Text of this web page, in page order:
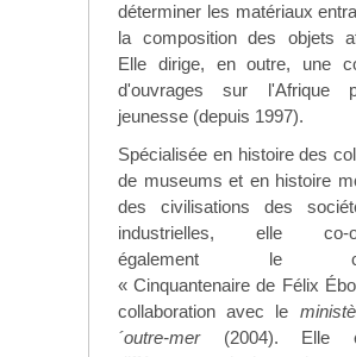
déterminer les matériaux
la composition des objets
Elle dirige, en outre, une
d'ouvrages sur l'Afrique
jeunesse (depuis 1997).
Spécialisée en histoire des
de museums et en histoire
des civilisations des
industrielles, elle co-
également le
« Cinquantenaire de Félix
collaboration avec le
´outre-mer (2004).
Elle